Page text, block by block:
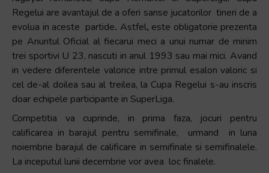
Regelui are avantajul de a oferi sanse jucatorilor tineri de a
evolua in aceste partide. Astfel, este obligatorie prezenta
pe Anuntul Oficial al fiecarui meci a unui numar de minim
trei sportivi U 23, nascuti in anul 1993 sau mai mici. Avand
in vedere diferentele valorice intre primul esalon valoric si
cel de-al doilea sau al treilea, la Cupa Regelui s-au inscris
doar echipele participante in SuperLiga.
Competitia va cuprinde, in prima faza, jocuri pentru
calificarea in barajul pentru semifinale, urmand in luna
noiembrie barajul de calificare in semifinale si semifinalele.
La inceputul lunii decembrie vor avea loc finalele.